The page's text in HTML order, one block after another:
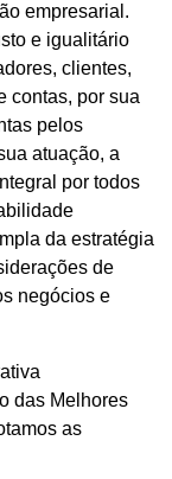
empresarial.
e igualitário
clientes,
contas, por sua
pelos
atuação, a
por todos
da estratégia
de
negócios e
das Melhores
as